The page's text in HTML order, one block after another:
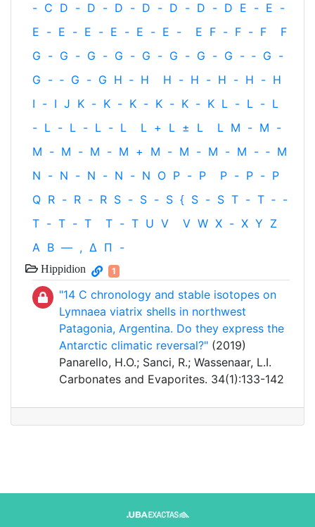
- C D - D - D - D - D - D - D E - E -
E - E - E - E - E - E - E F - F - F
F
G - G - G - G - G - G - G - G - ‐ G -
G - ‐ G - G H ‐ H H - H - H - H - H
I - I J K - K - K - K - K - K L - L - L
- L - L - L - L L + L ± L L M - M -
M - M - M - M + M - M - M - M - ‐ M
N - N - N - N - N O P - P P - P - P
Q R - R - R S - S - S { S - S T - T ‐ -
T - T - T T - T U V V W X - X Y Z
Α Β — , Δ Π -
Hippidion 1
"14 C chronology and stable isotopes on
Lymnaea viatrix shells in northwest
Patagonia, Argentina. Do they express the
Antarctic climatic reversal?" (2019)
Panarello, H.O.; Sanci, R.; Wassenaar, L.I.
Carbonates and Evaporites. 34(1):133-142